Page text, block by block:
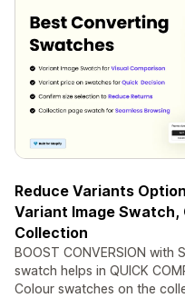
Reduce Variants
Variant Image
Collection
BOOST CONVERSION with
swatch helps in QUICK
Colour swatches on the